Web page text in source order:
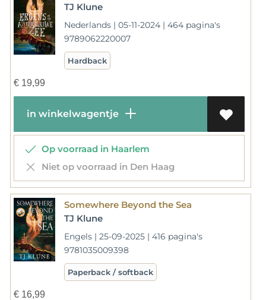
TJ Klune
Nederlands | 05-11-2024 | 464 pagina's
9789062220007
Hardback
€19,99
in winkelwagentje
Op voorraad in Haarlem
Niet op voorraad in Den Haag
Somewhere Beyond the Sea
TJ Klune
Engels | 25-09-2025 | 416 pagina's
9781035009398
Paperback / softback
€16,99